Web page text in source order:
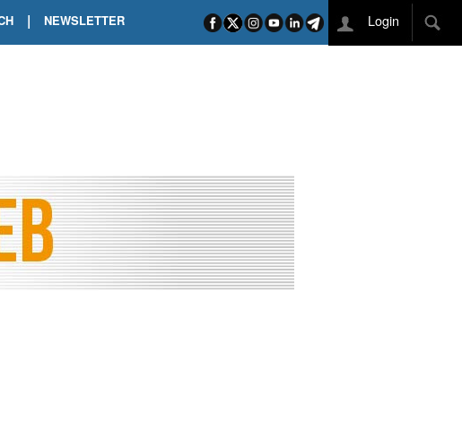
MERLETTE INCORONA CARAPAZ
TRIONFO DI PHILIPSEN SU SCHMID E KOOIJ
| NEWSLETTER Login